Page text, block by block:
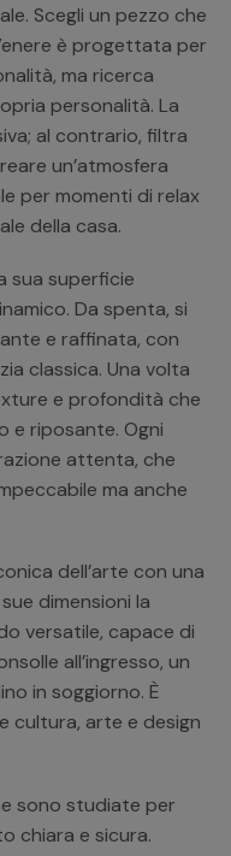
Scegli un pezzo che
è progettata per
ma ricerca
personalità. La
al contrario, filtra
un’atmosfera
per momenti di relax
della casa.
sua superficie
Da spenta, si
e raffinata, con
classica. Una volta
e profondità che
e riposante. Ogni
attenta, che
ma anche
dell’arte con una
dimensioni la
versatile, capace di
all’ingresso, un
in soggiorno. È
cultura, arte e design
sono studiate per
chiara e sicura.